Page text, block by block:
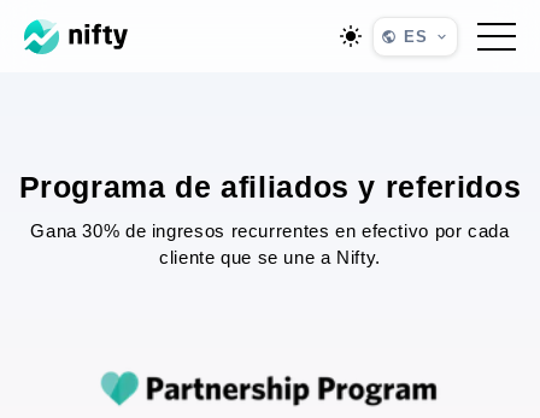
ES
Programa de afiliados y referidos
Gana 30% de ingresos recurrentes en efectivo por cada
cliente que se une a Nifty.